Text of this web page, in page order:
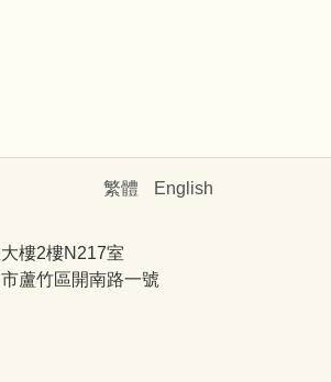
繁體 English
大樓2樓N217室
蘆竹區開南路一號